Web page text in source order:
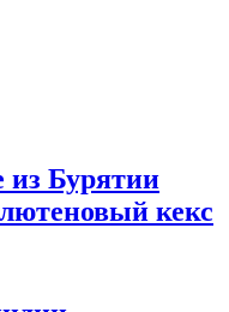
из Бурятии
кекс